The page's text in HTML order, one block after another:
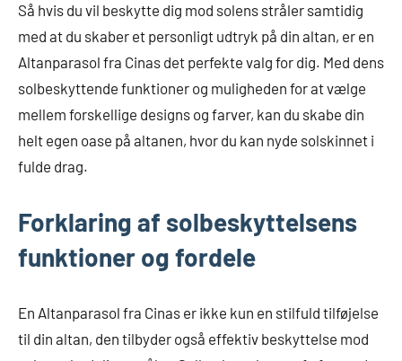
Så hvis du vil beskytte dig mod solens stråler samtidig
med at du skaber et personligt udtryk på din altan, er en
Altanparasol fra Cinas det perfekte valg for dig. Med dens
solbeskyttende funktioner og muligheden for at vælge
mellem forskellige designs og farver, kan du skabe din
helt egen oase på altanen, hvor du kan nyde solskinnet i
fulde drag.
Forklaring af solbeskyttelsens
funktioner og fordele
En Altanparasol fra Cinas er ikke kun en stilfuld tilføjelse
til din altan, den tilbyder også effektiv beskyttelse mod